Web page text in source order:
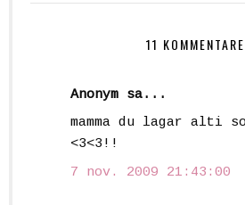
11
Anonym sa...
mamma du lagar alti
<3<3!!
7 nov. 2009 21:43:00